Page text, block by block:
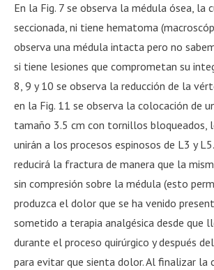
En la Fig. 7 se observa la médula ósea, la
seccionada, ni tiene hematoma
observa una médula intacta pero no
si tiene lesiones que comprometan su
8, 9 y 10 se observa la reducción de la
en la Fig. 11 se observa la colocación de
tamaño 3.5 cm con tornillos bloqueados,
unirán a los procesos espinosos de L3 y
reducirá la fractura de manera que la
sin compresión sobre la médula (esto
produzca el dolor que se ha venido
sometido a terapia analgésica desde que
durante el proceso quirúrgico y después
para evitar que sienta dolor. Al finalizar la